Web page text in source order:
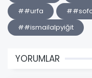
##urfa
##ismailalpyiğit
YORUMLAR